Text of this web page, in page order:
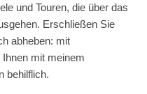
und Touren, die über das
Erschließen Sie
abheben: mit
mit meinem
behilflich.